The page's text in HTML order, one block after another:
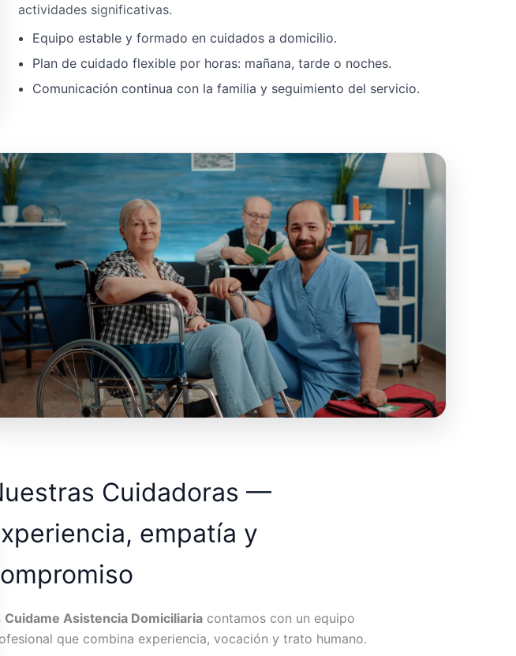
actividades significativas.
Equipo estable y formado en cuidados a domicilio.
Plan de cuidado flexible por horas: mañana, tarde o noches.
Comunicación continua con la familia y seguimiento del servicio.
Cuidadoras —
empatía y
Cuidame Asistencia Domiciliaria contamos con un equipo
que combina experiencia, vocación y trato humano.